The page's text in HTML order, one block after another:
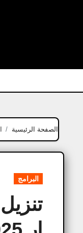
الصفحة الرئيسية
البرامج